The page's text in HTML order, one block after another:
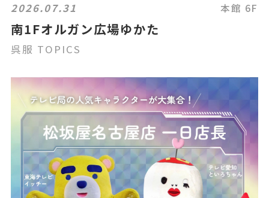
2026.07.31 本館 6F
南1Fオルガン広場ゆかた
呉服 TOPICS